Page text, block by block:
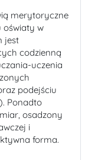
merytoryczne
oświaty w
jest
codzienną
uczenia
podejściu
Ponadto
osadzony
i
forma.